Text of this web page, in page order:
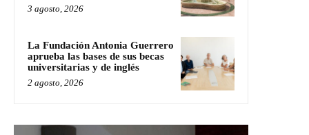
3 agosto, 2026
La Fundación Antonia Guerrero
aprueba las bases de sus becas
universitarias y de inglés
2 agosto, 2026